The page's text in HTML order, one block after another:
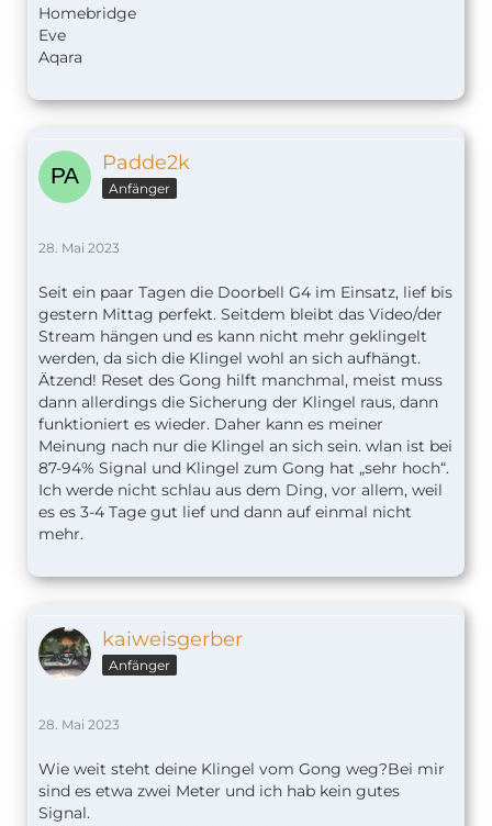
Homebridge
Eve
Aqara
Padde2k
Anfänger
28. Mai 2023
Seit ein paar Tagen die Doorbell G4 im Einsatz, lief bis
gestern Mittag perfekt. Seitdem bleibt das Video/der
Stream hängen und es kann nicht mehr geklingelt
werden, da sich die Klingel wohl an sich aufhängt.
Ätzend! Reset des Gong hilft manchmal, meist muss
dann allerdings die Sicherung der Klingel raus, dann
funktioniert es wieder. Daher kann es meiner
Meinung nach nur die Klingel an sich sein. wlan ist bei
87-94% Signal und Klingel zum Gong hat „sehr hoch“.
Ich werde nicht schlau aus dem Ding, vor allem, weil
es es 3-4 Tage gut lief und dann auf einmal nicht
mehr.
kaiweisgerber
Anfänger
28. Mai 2023
Wie weit steht deine Klingel vom Gong weg?Bei mir
sind es etwa zwei Meter und ich hab kein gutes
Signal.